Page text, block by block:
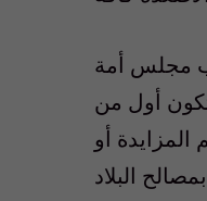
مجلس أمة
أول من
أو